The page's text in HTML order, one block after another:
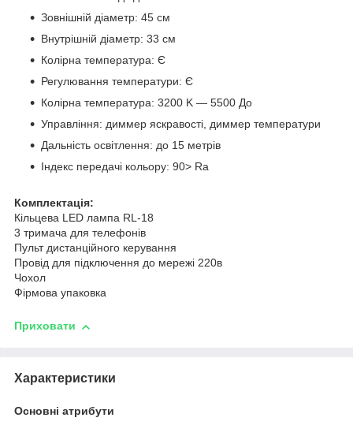
Зовнішній діаметр: 45 см
Внутрішній діаметр: 33 см
Колірна температура: Є
Регулювання температури: Є
Колірна температура: 3200 K — 5500 До
Управління: диммер яскравості, диммер температури
Дальність освітлення: до 15 метрів
Індекс передачі кольору: 90> Ra
Комплектація:
Кільцева LED лампа RL-18
3 тримача для телефонів
Пульт дистанційного керування
Провід для підключення до мережі 220в
Чохол
Фірмова упаковка
Приховати
Характеристики
Основні атрибути